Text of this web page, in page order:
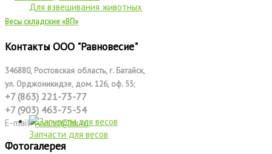
Для взвешивания животных
Запчасти для весов
Весы складские «ВП»
Контакты ООО "Равновесие"
346880, Ростовская область, г. Батайск,
ул. Орджоникидзе, дом. 126, оф. 55;
+7 (863) 221-73-77
+7 (903) 463-75-54
E-mail:rvvs.vt@bk.ru
Фотогалерея